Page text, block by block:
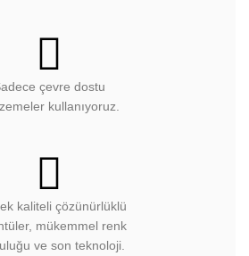
çevre dostu
kullanıyoruz.
kaliteli çözünürlüklü
mükemmel renk
ve son teknoloji.